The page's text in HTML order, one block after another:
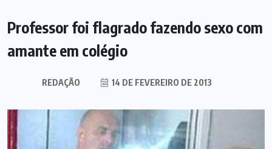
Professor foi flagrado fazendo sexo com
amante em colégio
REDAÇÃO 14 DE FEVEREIRO DE 2013